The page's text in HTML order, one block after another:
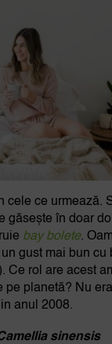
cele ce urmează.
găsește în doar
bay bolete.
gust mai bun cu
Ce rol are acest
planetă? Nu
anul 2008.
sinensis